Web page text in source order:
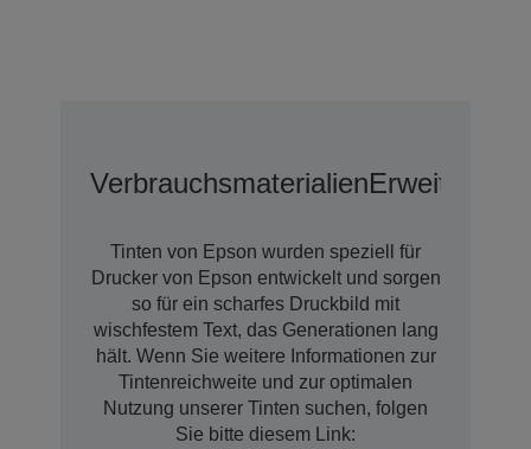
VerbrauchsmaterialienErweiterter
Tinten von Epson wurden speziell für
Drucker von Epson entwickelt und sorgen
so für ein scharfes Druckbild mit
wischfestem Text, das Generationen lang
hält. Wenn Sie weitere Informationen zur
Tintenreichweite und zur optimalen
Nutzung unserer Tinten suchen, folgen
Sie bitte diesem Link: